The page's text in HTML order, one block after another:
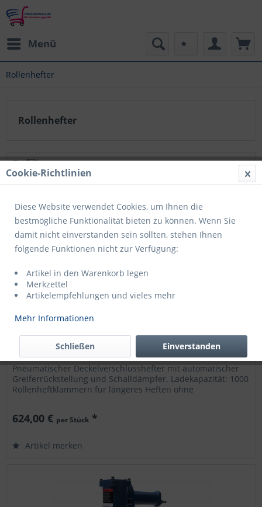
Menü
Rollenhefter
Rollenhefter
Filtern
Deckelhefter MERO 18 Luft
für Rollenheftklammern R1 5/8" + R1 3/4"
Deckelhefter für Rollenheftklammern MERO 18 Luft
Pneumatischer Deckelverschlusshefter mit automatischer
Greiferrückstellung und Schalldämpfer. Ladekapazität: 1000
Rollenheftklammern für längeres Heften ohne
624,00 € per Stück *
Artikel merken
Cookie-Richtlinien
Diese Website verwendet Cookies, um Ihnen die
bestmögliche Funktionalität bieten zu können. Wenn Sie
damit nicht einverstanden sein sollten, stehen Ihnen
folgende Funktionen nicht zur Verfügung:
Artikel in den Warenkorb legen
Merkzettel
Artikelempfehlungen und vieles mehr
Mehr Informationen
Einverstanden
Schließen